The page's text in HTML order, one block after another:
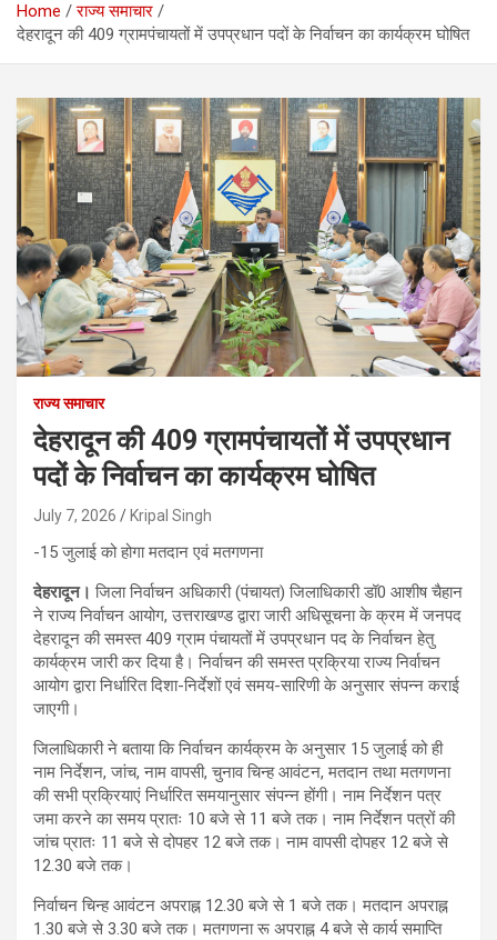
Home
राज्य समाचार
देहरादून की 409 ग्रामपंचायतों में उपप्रधान पदों के निर्वाचन का कार्यक्रम घोषित
राज्य समाचार
देहरादून की 409 ग्रामपंचायतों में उपप्रधान
पदों के निर्वाचन का कार्यक्रम घोषित
July 7, 2026 Kripal Singh
-15 जुलाई को होगा मतदान एवं मतगणना
देहरादून। जिला निर्वाचन अधिकारी (पंचायत) जिलाधिकारी डॉ0 आशीष चैहान
ने राज्य निर्वाचन आयोग, उत्तराखण्ड द्वारा जारी अधिसूचना के क्रम में जनपद
देहरादून की समस्त 409 ग्राम पंचायतों में उपप्रधान पद के निर्वाचन हेतु
कार्यक्रम जारी कर दिया है। निर्वाचन की समस्त प्रक्रिया राज्य निर्वाचन
आयोग द्वारा निर्धारित दिशा-निर्देशों एवं समय-सारिणी के अनुसार संपन्न कराई
जाएगी।
जिलाधिकारी ने बताया कि निर्वाचन कार्यक्रम के अनुसार 15 जुलाई को ही
नाम निर्देशन, जांच, नाम वापसी, चुनाव चिन्ह आवंटन, मतदान तथा मतगणना
की सभी प्रक्रियाएं निर्धारित समयानुसार संपन्न होंगी। नाम निर्देशन पत्र
जमा करने का समय प्रातः 10 बजे से 11 बजे तक। नाम निर्देशन पत्रों की
जांच प्रातः 11 बजे से दोपहर 12 बजे तक। नाम वापसी दोपहर 12 बजे से
12.30 बजे तक।
निर्वाचन चिन्ह आवंटन अपराह्न 12.30 बजे से 1 बजे तक। मतदान अपराह्न
1.30 बजे से 3.30 बजे तक। मतगणना रू अपराह्न 4 बजे से कार्य समाप्ति